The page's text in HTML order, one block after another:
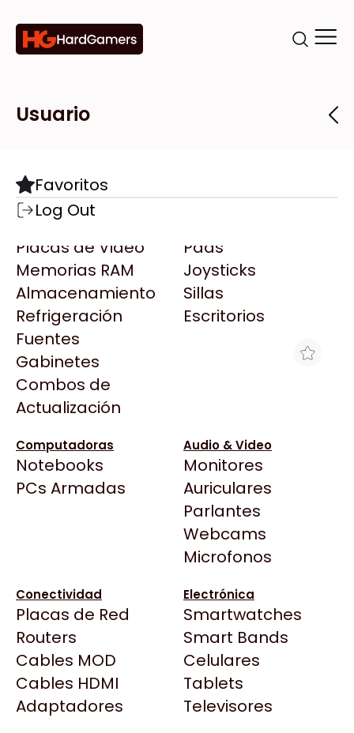
Categorías
Componentes
Motherboards
Microprocesadores
Placas de Video
Memorias RAM
Almacenamiento
Refrigeración
Fuentes
Gabinetes
Combos de
Actualización
Pads
Joysticks
Sillas
Escritorios
Computadoras
Notebooks
PCs Armadas
Audio & Video
Monitores
Auriculares
Parlantes
Webcams
Microfonos
Conectividad
Placas de Red
Routers
Cables MOD
Cables HDMI
Adaptadores
Electrónica
Smartwatches
Smart Bands
Celulares
Tablets
Televisores
Marcas
Todas las Marcas
AMD
AULA
Acer
Adata
AeroCool
Antec
Arkham
Asrock
BenQ
CX
Cooler Master
Deepcool
Dell
EVGA
Gamemax
Genesis
Genius
Tiendas
Destacadas
Todas las Tiendas
Click Gaming
Compufan Store
Dinobyte
Full H4rd
Gaming City
Gezatek
Usuario
Favoritos
Log Out
WATER COOLER ASUS ROG RYUO IV
360 ARGB
$698.841
Ver producto en la página de Gaming Point